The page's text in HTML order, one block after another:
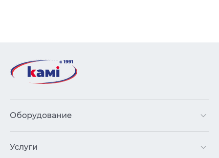
Оборудование
Услуги